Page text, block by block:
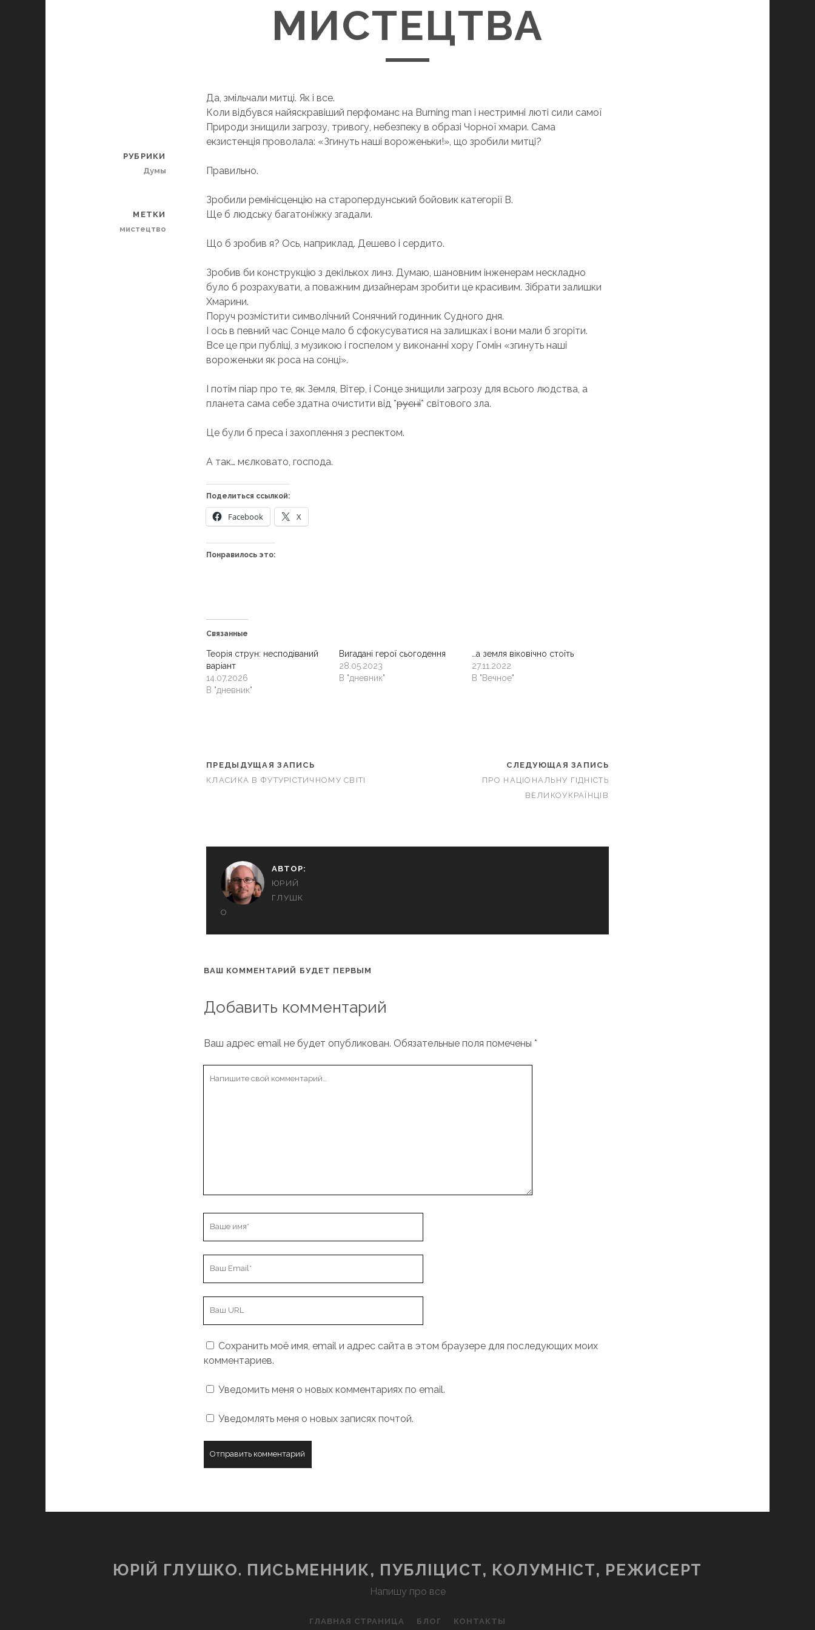
МИСТЕЦТВА
Да, змільчали митці. Як і все.
Коли відбувся найяскравіший перфоманс на Burning man і нестримні люті сили самої
Природи знищили загрозу, тривогу, небезпеку в образі Чорної хмари. Сама
екзистенція проволала: «Згинуть наші вороженьки!», що зробили митці?
Правильно.
Зробили ремінісценцію на старопердунський бойовик категорії В.
Ще б людську багатоніжку згадали.
Що б зробив я? Ось, наприклад. Дешево і сердито.
Зробив би конструкцію з декількох линз. Думаю, шановним інженерам нескладно
було б розрахувати, а поважним дизайнерам зробити це красивим. Зібрати залишки
Хмарини.
Поруч розмістити символічний Сонячний годинник Судного дня.
І ось в певний час Сонце мало б сфокусуватися на залишках і вони мали б згоріти.
Все це при публіці, з музикою і госпелом у виконанні хору Гомін «згинуть наші
вороженьки як роса на сонці».
І потім піар про те, як Земля, Вітер, і Сонце знищили загрозу для всього людства, а
планета сама себе здатна очистити від *русні* світового зла.
Це були б преса і захоплення з респектом.
А так… мєлковато, господа.
Поделиться ссылкой:
Facebook X
Понравилось это:
Связанные
Теорія струн: несподіваний
варіант
14.07.2026
В "дневник"
Вигадані герої сьогодення
28.05.2023
В "дневник"
…а земля віковічно стоїть
27.11.2022
В "Вечное"
ПРЕДЫДУЩАЯ ЗАПИСЬ
КЛАСИКА В ФУТУРІСТИЧНОМУ СВІТІ
СЛЕДУЮЩАЯ ЗАПИСЬ
ПРО НАЦІОНАЛЬНУ ГІДНІСТЬ
ВЕЛИКОУКРАЇНЦІВ
РУБРИКИ
Думы
МЕТКИ
мистецтво
АВТОР:
ЮРИЙ
ГЛУШК
О
ВАШ КОММЕНТАРИЙ БУДЕТ ПЕРВЫМ
Добавить комментарий
Ваш адрес email не будет опубликован. Обязательные поля помечены *
Сохранить моё имя, email и адрес сайта в этом браузере для последующих моих
комментариев.
Уведомить меня о новых комментариях по email.
Уведомлять меня о новых записях почтой.
ЮРІЙ ГЛУШКО. ПИСЬМЕННИК, ПУБЛІЦИСТ, КОЛУМНІСТ, РЕЖИСЕРТ
Напишу про все
ГЛАВНАЯ СТРАНИЦА БЛОГ КОНТАКТЫ